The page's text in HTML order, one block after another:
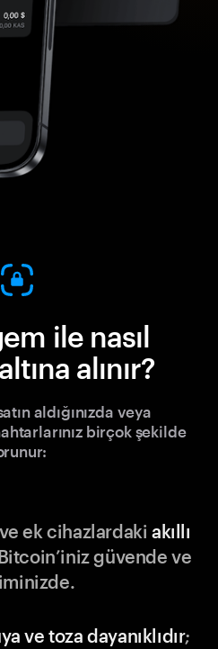
ile nasıl
alınır?
aldığınızda veya
birçok şekilde
ek cihazlardakiakıllı
güvende ve
ve toza dayanıklıdır;